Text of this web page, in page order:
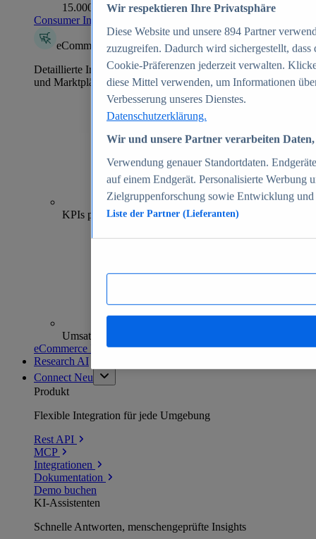
15.000+ Marken
Consumer Insights entdecken
eCommerce Insights
Detaillierte Informationen zu mehr als 39.000 Online-Shops
und Marktplätzen
70+
KPIs pro Shop
Umsatzanalysen und -prognosen
eCommerce Insights entdecken
Research AI
Connect Neu
Produkt
Flexible Integration für jede Umgebung
Rest API
MCP
Integrationen
Dokumentation
Demo buchen
KI-Assistenten
Schnelle Antworten, menschengeprüfte Insights
Wir respektieren Ihre Privatsphäre
Diese Website und unsere 894 Partner
zuzugreifen. Dadurch wird sichergestellt,
Cookie-Präferenzen jederzeit verwalten.
diese Mittel verwenden, um Informationen
Verbesserung unseres Dienstes.
Datenschutzerklärung.
Wir und unsere Partner verarbeiten
Verwendung genauer Standortdaten.
auf einem Endgerät. Personalisierte Werbung
Zielgruppenforschung sowie Entwicklung
Liste der Partner (Lieferanten)